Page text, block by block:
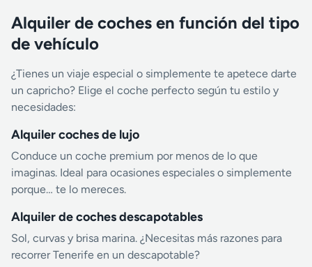
Alquiler de coches en función del tipo
de vehículo
¿Tienes un viaje especial o simplemente te apetece darte
un capricho? Elige el coche perfecto según tu estilo y
necesidades:
Alquiler coches de lujo
Conduce un coche premium por menos de lo que
imaginas. Ideal para ocasiones especiales o simplemente
porque… te lo mereces.
Alquiler de coches descapotables
Sol, curvas y brisa marina. ¿Necesitas más razones para
recorrer Tenerife en un descapotable?